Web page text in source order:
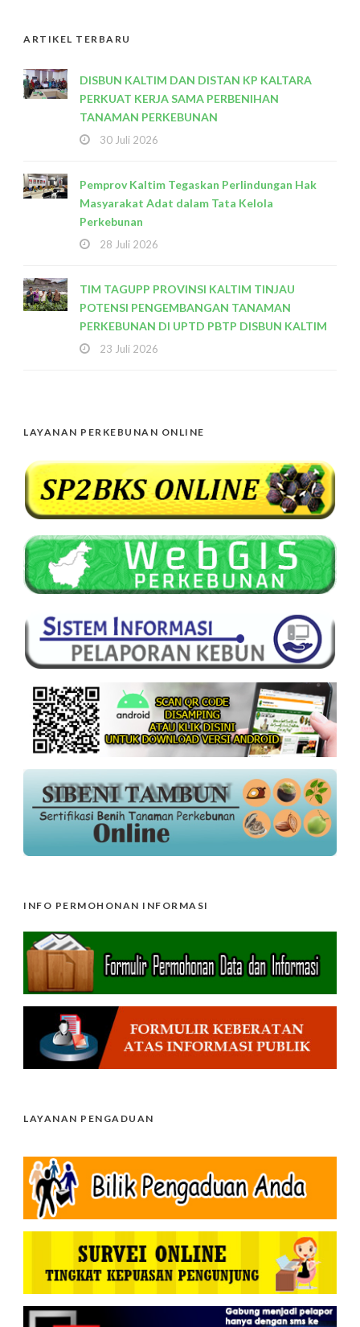
ARTIKEL TERBARU
DISBUN KALTIM DAN DISTAN KP KALTARA
PERKUAT KERJA SAMA PERBENIHAN
TANAMAN PERKEBUNAN
30 Juli 2026
Pemprov Kaltim Tegaskan Perlindungan Hak
Masyarakat Adat dalam Tata Kelola
Perkebunan
28 Juli 2026
TIM TAGUPP PROVINSI KALTIM TINJAU
POTENSI PENGEMBANGAN TANAMAN
PERKEBUNAN DI UPTD PBTP DISBUN KALTIM
23 Juli 2026
LAYANAN PERKEBUNAN ONLINE
INFO PERMOHONAN INFORMASI
LAYANAN PENGADUAN